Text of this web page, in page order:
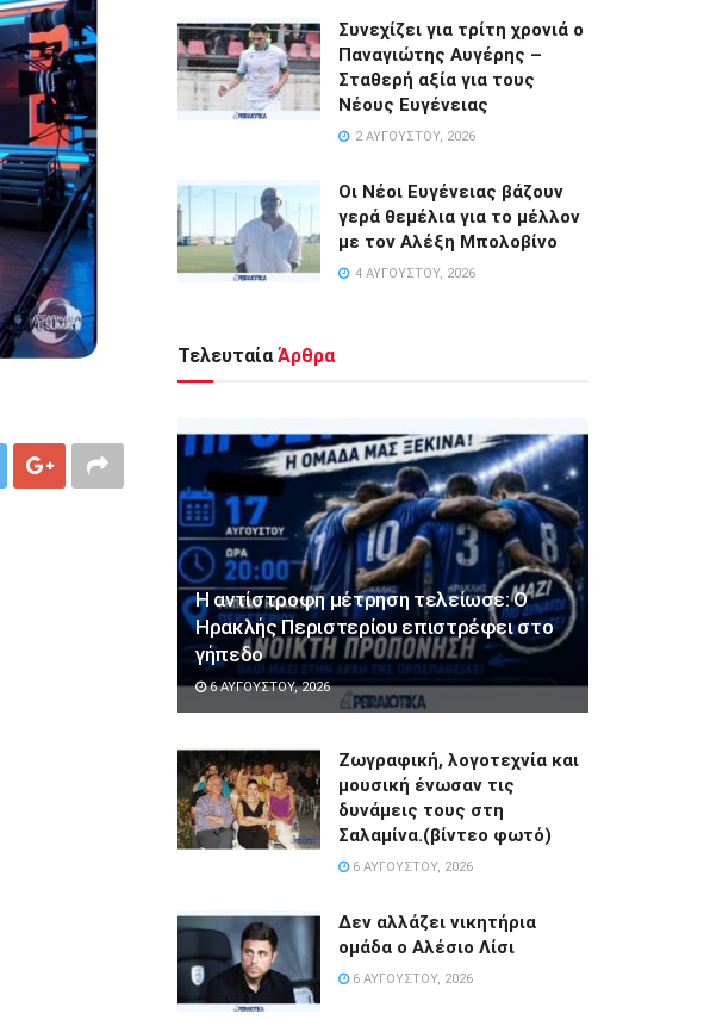
Συνεχίζει για τρίτη χρονιά ο
Παναγιώτης Αυγέρης –
Σταθερή αξία για τους
Νέους Ευγένειας
2 ΑΥΓΟΎΣΤΟΥ, 2026
Οι Νέοι Ευγένειας βάζουν
γερά θεμέλια για το μέλλον
με τον Αλέξη Μπολοβίνο
4 ΑΥΓΟΎΣΤΟΥ, 2026
Τελευταία Άρθρα
Η αντίστροφη μέτρηση τελείωσε: Ο
Ηρακλής Περιστερίου επιστρέφει στο
γήπεδο
6 ΑΥΓΟΎΣΤΟΥ, 2026
Ζωγραφική, λογοτεχνία και
μουσική ένωσαν τις
δυνάμεις τους στη
Σαλαμίνα.(βίντεο φωτό)
6 ΑΥΓΟΎΣΤΟΥ, 2026
Δεν αλλάζει νικητήρια
ομάδα ο Αλέσιο Λίσι
6 ΑΥΓΟΎΣΤΟΥ, 2026